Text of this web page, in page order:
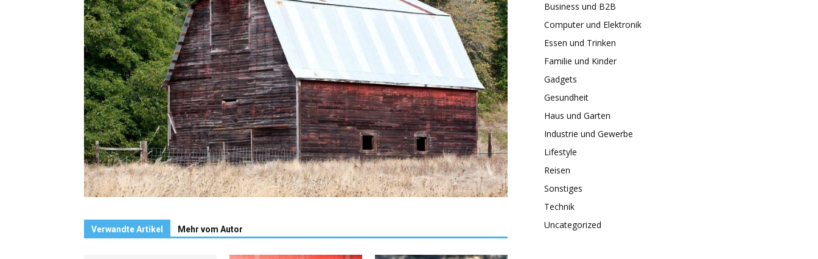
Verwandte Artikel Mehr vom Autor
Business und B2B
Computer und Elektronik
Essen und Trinken
Familie und Kinder
Gadgets
Gesundheit
Haus und Garten
Industrie und Gewerbe
Lifestyle
Reisen
Sonstiges
Technik
Uncategorized